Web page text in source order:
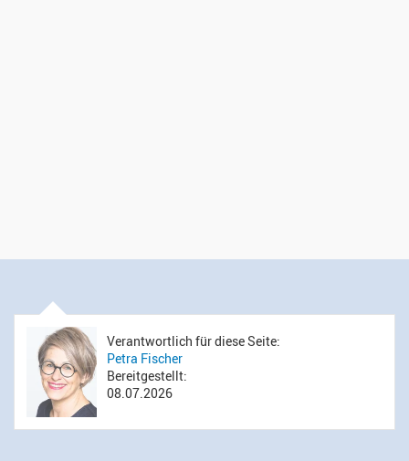
Verantwortlich für diese Seite:
Petra Fischer
Bereitgestellt:
08.07.2026